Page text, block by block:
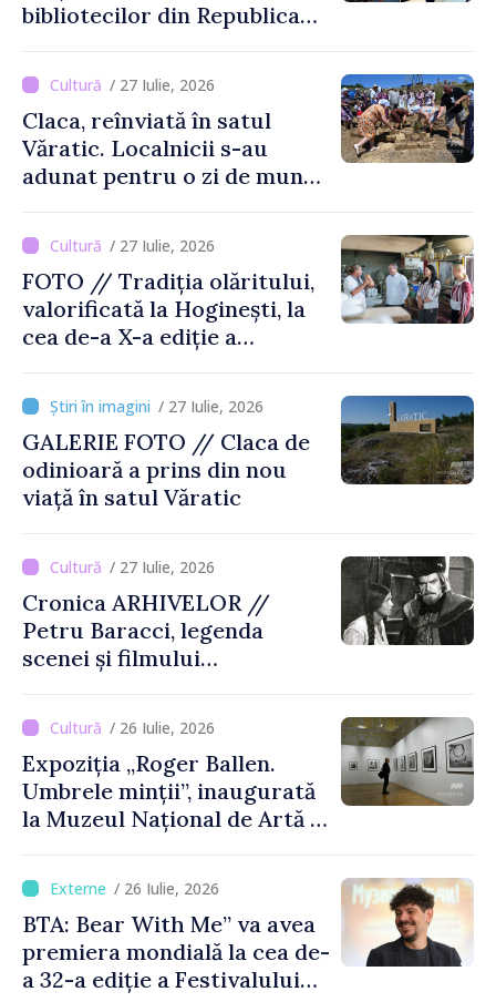
bibliotecilor din Republica
/ 27 Iulie, 2026
Claca, reînviată în satul
Văratic. Localnicii s-au
adunat pentru o zi de muncă
/ 27 Iulie, 2026
FOTO // Tradiția olăritului,
valorificată la Hoginești, la
cea de-a X-a ediție a
Vasile Gonciari”
/ 27 Iulie, 2026
GALERIE FOTO // Claca de
odinioară a prins din nou
viață în satul Văratic
/ 27 Iulie, 2026
Cronica ARHIVELOR //
Petru Baracci, legenda
scenei și filmului
/ 26 Iulie, 2026
Expoziția „Roger Ballen.
Umbrele minții”, inaugurată
la Muzeul Național de Artă al
/ 26 Iulie, 2026
BTA: Bear With Me” va avea
premiera mondială la cea de-
a 32-a ediție a Festivalului